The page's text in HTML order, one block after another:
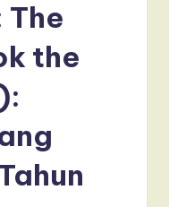
the